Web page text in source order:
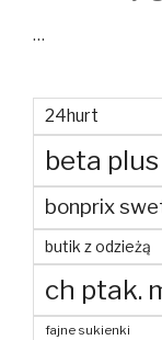
…
24hurt
beta plus
bonprix
butik z odzieżą
ch ptak.
fajne sukienki